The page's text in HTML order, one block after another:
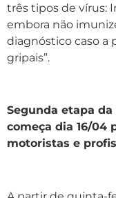
três tipos de vírus:
embora não
diagnóstico caso a
gripais”.
Segunda etapa
começa dia 16/04
motoristas e